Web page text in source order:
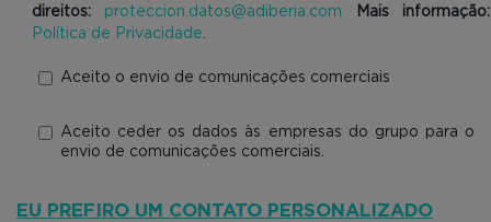
direitos: proteccion.datos@adiberia.com
Mais informação:
Política de Privacidade
Aceito o envio de comunicações comerciais
Aceito ceder os dados às empresas do grupo para o
envio de comunicações comerciais.
EU PREFIRO UM CONTATO PERSONALIZADO